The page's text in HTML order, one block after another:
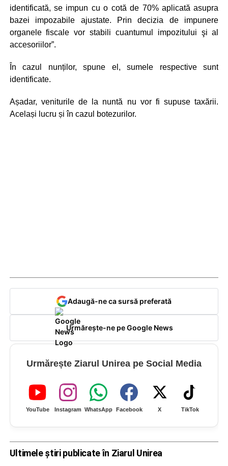
identificată, se impun cu o cotă de 70% aplicată asupra
bazei impozabile ajustate. Prin decizia de impunere
organele fiscale vor stabili cuantumul impozitului şi al
accesoriilor”.
În cazul nunților, spune el, sumele respective sunt
identificate.
Așadar, veniturile de la nuntă nu vor fi supuse taxării.
Același lucru și în cazul botezurilor.
Adaugă-ne ca sursă preferată
Urmărește-ne pe Google News
Urmărește Ziarul Unirea pe Social Media
YouTube Instagram WhatsApp Facebook X TikTok
Ultimele știri publicate în Ziarul Unirea